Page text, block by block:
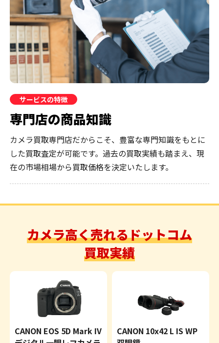
サービスの特徴
専門店の商品知識
カメラ買取専門店だからこそ、豊富な専門知識をもとに
した買取査定が可能です。過去の買取実績も踏まえ、現
在の市場相場から買取価格を決定いたします。
カメラ高く売れるドットコム
買取実績
CANON EOS 5D Mark IV
CANON 10x42 L IS WP